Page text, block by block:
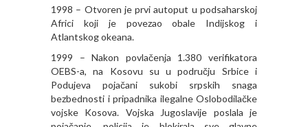
1998 – Otvoren je prvi autoput u podsaharskoj
Africi koji je povezao obale Indijskog i
Atlantskog okeana.
1999 – Nakon povlačenja 1.380 verifikatora
OEBS-a, na Kosovu su u području Srbice i
Podujeva pojačani sukobi srpskih snaga
bezbednosti i pripadnika ilegalne Oslobodilačke
vojske Kosova. Vojska Jugoslavije poslala je